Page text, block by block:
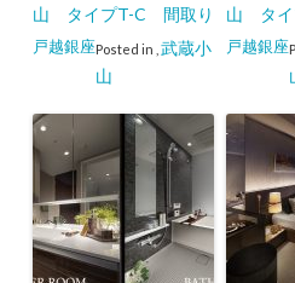
山 タイプT-C 間取り
Posted in
戸越銀座
武蔵小
山
山 タイ
戸越銀座